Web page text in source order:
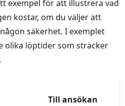
exempel för att illustrera vad
kostar, om du väljer att
säkerhet. I exemplet
olika löptider som sträcker
Till ansökan